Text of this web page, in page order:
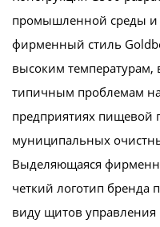
промышленной среды и
фирменный стиль
высоким
типичным проблемам
предприятиях
муниципальных
Выделяющаяся
четкий логотип бренда
виду щитов